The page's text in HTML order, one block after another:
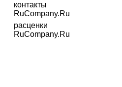
контакты
RuCompany.Ru
расценки
RuCompany.Ru